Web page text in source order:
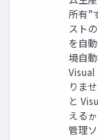
所有”
スト
を自
境自
Visual
りま
と
える
管理